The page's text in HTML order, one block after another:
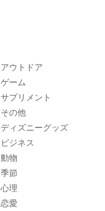
アウトドア
ゲーム
サプリメント
その他
ディズニーグッズ
ビジネス
動物
季節
心理
恋愛